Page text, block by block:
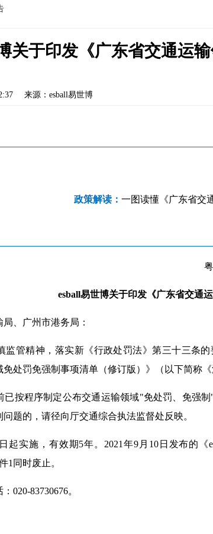
关于印发《广东省交通运
来源：esball易世博
政策解读： 一图读懂《广东省交
esball易世博关于印发《广东省交通
、广州市港务局：
监管精神，落实新《行政处罚法》第三十三条
免处罚免强制事项清单（修订版）》（以下简称
已按程序制定公布交通运输领域"免处罚、免强
题的，请径向厅交通综合执法监督处反映。
起实施，有效期5年。2021年9月10日发布的
1同时废止。
020-83730676。